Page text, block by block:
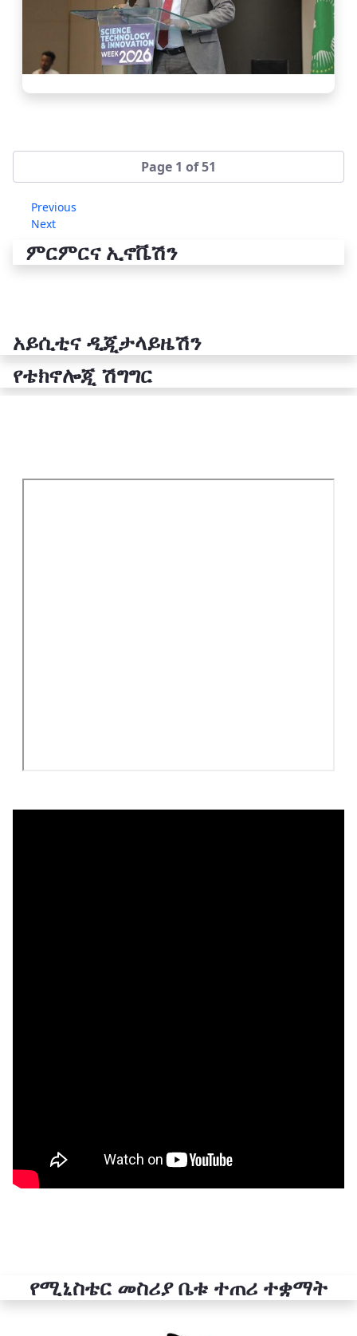
Page 1 of 51
Previous
Next
ምርምርና ኢኖቬሽን
አይሲቲና ዲጂታላይዜሽን
የቴክኖሎጂ ሽግግር
የሚኒስቴር መስሪያ ቤቱ ተጠሪ ተቋማት